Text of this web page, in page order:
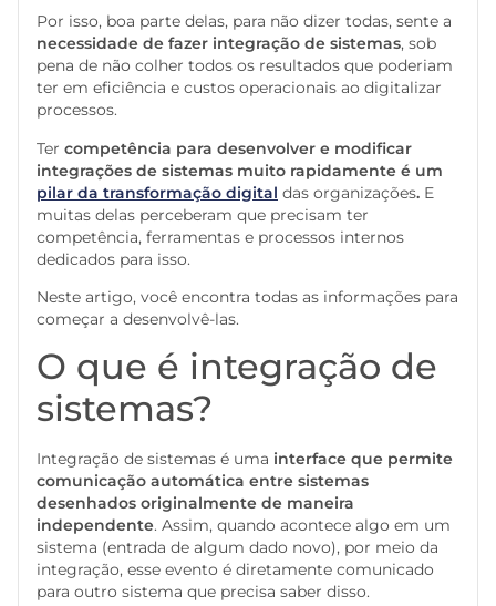
Por isso, boa parte delas, para não dizer todas, sente a
necessidade de fazer integração de sistemas, sob
pena de não colher todos os resultados que poderiam
ter em eficiência e custos operacionais ao digitalizar
processos.
Ter competência para desenvolver e modificar
integrações de sistemas muito rapidamente é um
pilar da transformação digital das organizações. E
muitas delas perceberam que precisam ter
competência, ferramentas e processos internos
dedicados para isso.
Neste artigo, você encontra todas as informações para
começar a desenvolvê-las.
O que é integração de
sistemas?
Integração de sistemas é uma interface que permite
comunicação automática entre sistemas
desenhados originalmente de maneira
independente. Assim, quando acontece algo em um
sistema (entrada de algum dado novo), por meio da
integração, esse evento é diretamente comunicado
para outro sistema que precisa saber disso.